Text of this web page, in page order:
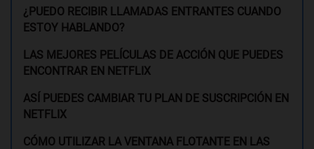
¿PUEDO RECIBIR LLAMADAS ENTRANTES CUANDO
ESTOY HABLANDO?
LAS MEJORES PELÍCULAS DE ACCIÓN QUE PUEDES
ENCONTRAR EN NETFLIX
ASÍ PUEDES CAMBIAR TU PLAN DE SUSCRIPCIÓN EN
NETFLIX
CÓMO UTILIZAR LA VENTANA FLOTANTE EN LAS